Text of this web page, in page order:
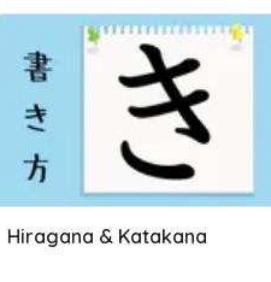
Hiragana & Katakana